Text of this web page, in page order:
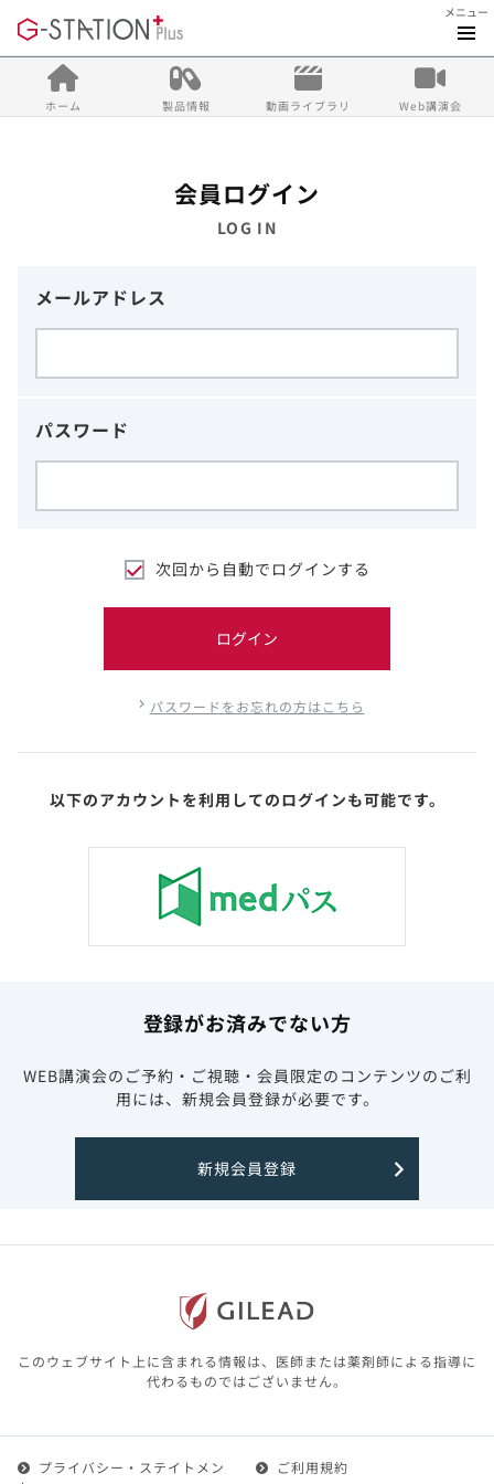
メニュー
ホーム 製品情報 動画ライブラリ Web講演会
会員ログイン
LOG IN
メールアドレス
パスワード
次回から自動でログインする
ログイン
パスワードをお忘れの方はこちら
以下のアカウントを利用してのログインも可能です。
登録がお済みでない方
WEB講演会のご予約・ご視聴・会員限定のコンテンツのご利
用には、新規会員登録が必要です。
新規会員登録
このウェブサイト上に含まれる情報は、医師または薬剤師による指導に
代わるものではございません。
プライバシー・ステイトメン
ご利用規約